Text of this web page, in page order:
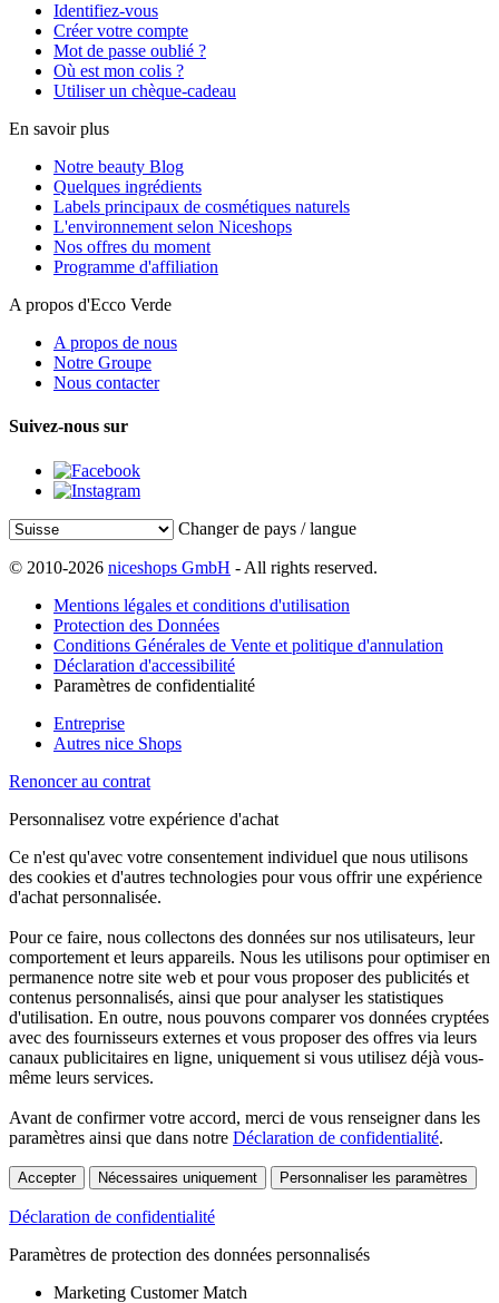
Identifiez-vous
Créer votre compte
Mot de passe oublié ?
Où est mon colis ?
Utiliser un chèque-cadeau
En savoir plus
Notre beauty Blog
Quelques ingrédients
Labels principaux de cosmétiques naturels
L'environnement selon Niceshops
Nos offres du moment
Programme d'affiliation
A propos d'Ecco Verde
A propos de nous
Notre Groupe
Nous contacter
Suivez-nous sur
Changer de pays / langue
© 2010-2026 niceshops GmbH - All rights reserved.
Mentions légales et conditions d'utilisation
Protection des Données
Conditions Générales de Vente et politique d'annulation
Déclaration d'accessibilité
Paramètres de confidentialité
Entreprise
Autres nice Shops
Renoncer au contrat
Personnalisez votre expérience d'achat
Ce n'est qu'avec votre consentement individuel que nous utilisons
des cookies et d'autres technologies pour vous offrir une expérience
d'achat personnalisée.
Pour ce faire, nous collectons des données sur nos utilisateurs, leur
comportement et leurs appareils. Nous les utilisons pour optimiser en
permanence notre site web et pour vous proposer des publicités et
contenus personnalisés, ainsi que pour analyser les statistiques
d'utilisation. En outre, nous pouvons comparer vos données cryptées
avec des fournisseurs externes et vous proposer des offres via leurs
canaux publicitaires en ligne, uniquement si vous utilisez déjà vous-
même leurs services.
Avant de confirmer votre accord, merci de vous renseigner dans les
paramètres ainsi que dans notre Déclaration de confidentialité.
Accepter Nécessaires uniquement Personnaliser les paramètres
Déclaration de confidentialité
Paramètres de protection des données personnalisés
Marketing Customer Match